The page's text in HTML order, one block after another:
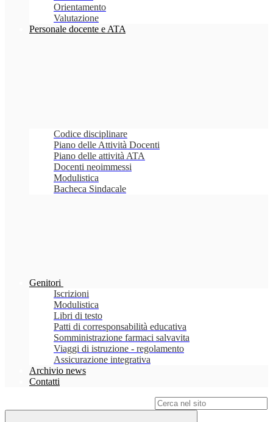
Orientamento
Valutazione
Personale docente e ATA
Codice disciplinare
Piano delle Attività Docenti
Piano delle attività ATA
Docenti neoimmessi
Modulistica
Bacheca Sindacale
Genitori
Iscrizioni
Modulistica
Libri di testo
Patti di corresponsabilità educativa
Somministrazione farmaci salvavita
Viaggi di istruzione - regolamento
Assicurazione integrativa
Archivio news
Contatti